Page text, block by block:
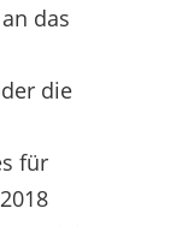
das
die
für